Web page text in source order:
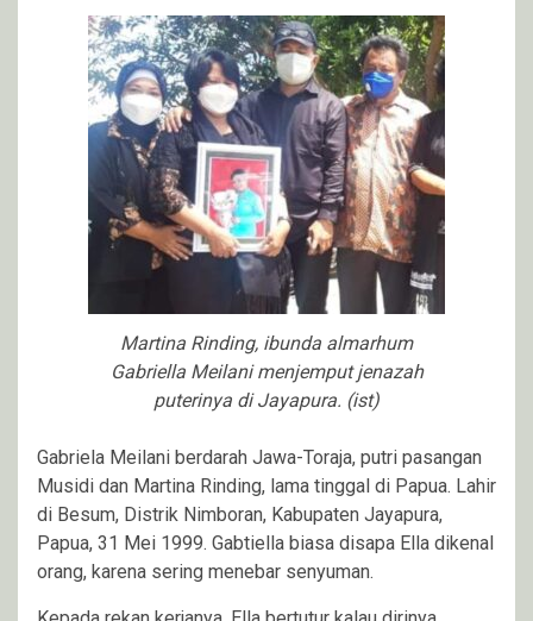
Martina Rinding, ibunda almarhum
Gabriella Meilani menjemput jenazah
puterinya di Jayapura. (ist)
Gabriela Meilani berdarah Jawa-Toraja, putri pasangan
Musidi dan Martina Rinding, lama tinggal di Papua. Lahir
di Besum, Distrik Nimboran, Kabupaten Jayapura,
Papua, 31 Mei 1999. Gabtiella biasa disapa Ella dikenal
orang, karena sering menebar senyuman.